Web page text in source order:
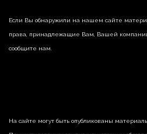
Если Вы обнаружили на нашем сайте
права, принадлежащие Вам, Вашей компании
сообщите нам.
На сайте могут быть опубликованы